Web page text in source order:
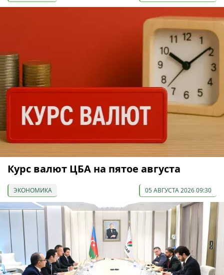
Курс валют ЦБА на пятое августа
ЭКОНОМИКА 05 АВГУСТА 2026 09:30